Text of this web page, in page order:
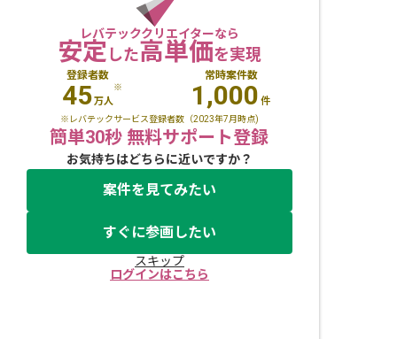
レバテッククリエイターなら
安定した高単価を実現
登録者数
45万人
※
常時案件数
1,000 件
※レバテックサービス登録者数（2023年7月時点)
簡単30秒 無料サポート登録
お気持ちはどちらに近いですか？
案件を見てみたい
すぐに参画したい
スキップ
ログインはこちら